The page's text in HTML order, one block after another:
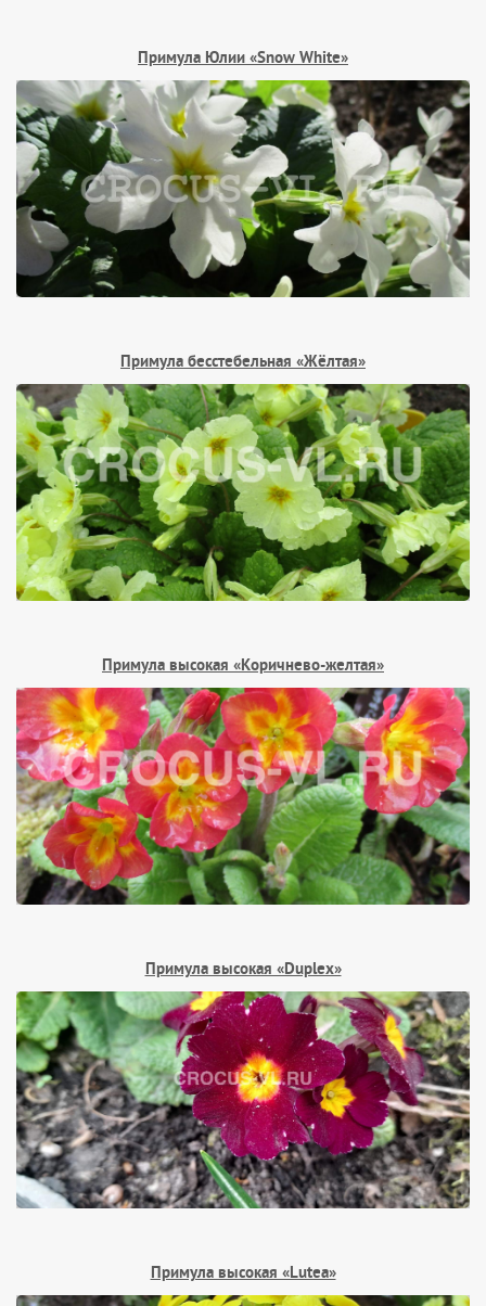
Примула Юлии «Snow White»
Примула бесстебельная «Жёлтая»
Примула высокая «Коричнево-желтая»
Примула высокая «Duplex»
Примула высокая «Lutea»